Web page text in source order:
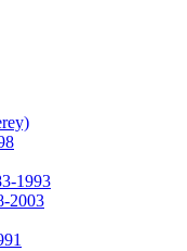
1993
2003